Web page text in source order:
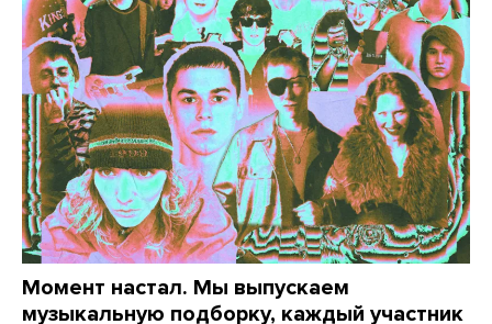
Момент настал. Мы выпускаем
музыкальную подборку, каждый участник